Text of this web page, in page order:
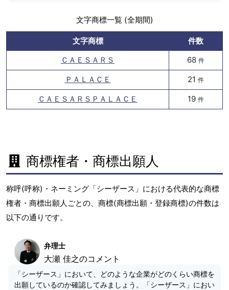
文字商標一覧 (全期間)
文字商標
件数
ＣＡＥＳＡＲＳ
68 件
ＰＡＬＡＣＥ 21 件
ＣＡＥＳＡＲＳＰＡＬＡＣＥ 19 件
商標権者・商標出願人
称呼(呼称)・ネーミング「シーザース」における代表的な商標
権者・商標出願人ごとの、商標(商標出願・登録商標)の件数は
以下の通りです。
弁理士
大瀬 佳之のコメント
「シーザース」において、どのような企業がどのくらい商標を
出願しているのか確認してみましょう。「シーザース」におい